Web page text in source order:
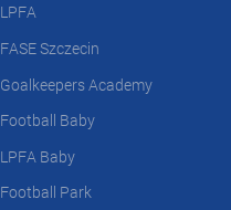
LPFA
FASE Szczecin
Goalkeepers Academy
Football Baby
LPFA Baby
Football Park